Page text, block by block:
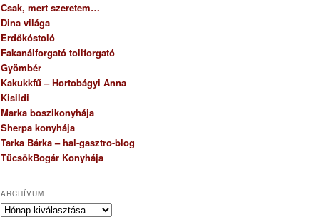
Csak, mert szeretem…
Dina világa
Erdőkóstoló
Fakanálforgató tollforgató
Gyömbér
Kakukkfű – Hortobágyi Anna
Kisildi
Marka boszikonyhája
Sherpa konyhája
Tarka Bárka – hal-gasztro-blog
TücsökBogár Konyhája
ARCHÍVUM
A